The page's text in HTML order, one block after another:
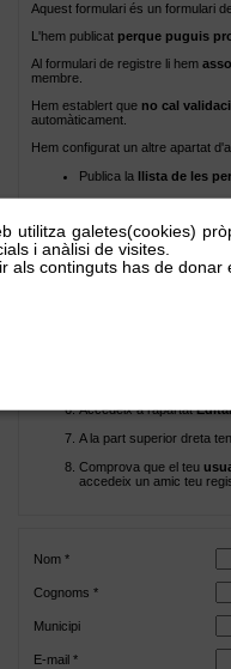
Aquest formulari és un formulari
L'hem publicat perque puguis
Al formulari de registre li hem
membre.
Hem establert que no cal
automàticament.
Hem configurat un altre apartat
Publica la llista de les
Et proposem el següent
Enregistrata la web
Accedeix a l'apartat
A la part superior dreta
Comprova que el teu
accedeix un amic teu
Nom *
Cognoms *
Municipi
E-mail *
utilitza galetes(cookies)
i anàlisi de visites.
als continguts has de donar